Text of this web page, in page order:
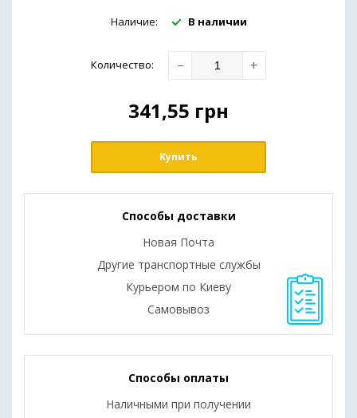
Наличие: В наличии
Количество: − +
341,55 грн
Купить
Способы доставки
Новая Почта
Другие транспортные службы
Курьером по Киеву
Самовывоз
Способы оплаты
Наличными при получении